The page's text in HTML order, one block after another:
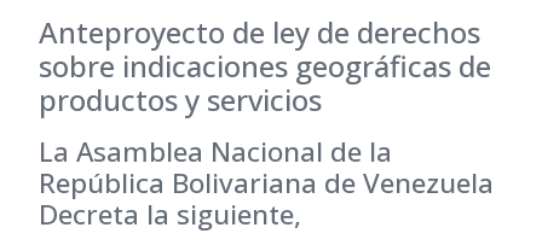
Anteproyecto de ley de derechos
sobre indicaciones geográficas de
productos y servicios
La Asamblea Nacional de la
República Bolivariana de Venezuela
Decreta la siguiente,